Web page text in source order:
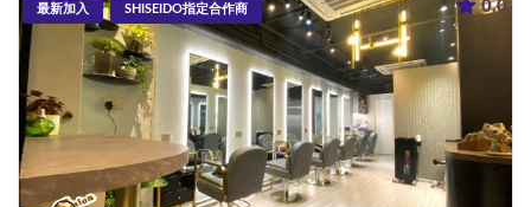
0.0
最新加入 SHISEIDO指定合作商